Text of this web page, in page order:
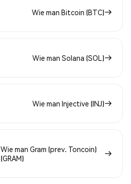
Wie man Bitcoin (BTC)
Wie man Solana (SOL)
Wie man Injective (INJ)
Wie man Gram (prev. Toncoin)
(GRAM)